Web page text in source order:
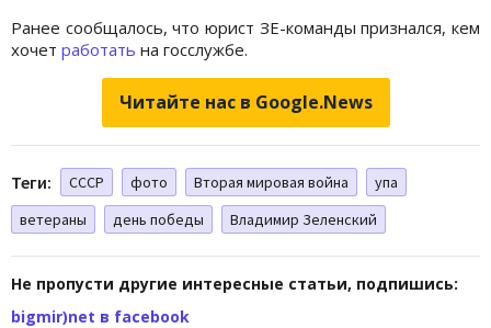
Ранее сообщалось, что юрист ЗЕ-команды признался, кем
хочет работать на госслужбе.
Читайте нас в Google.News
Теги: СССР фото Вторая мировая война
упа
ветераны
день победы Владимир Зеленский
Не пропусти другие интересные статьи, подпишись:
bigmir)net в facebook